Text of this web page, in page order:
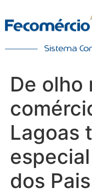
De olho
Lagoas
dos Pais